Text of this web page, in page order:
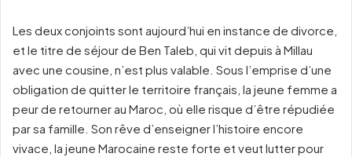
Les deux conjoints sont aujourd’hui en instance de divorce,
et le titre de séjour de Ben Taleb, qui vit depuis à Millau
avec une cousine, n’est plus valable. Sous l’emprise d’une
obligation de quitter le territoire français, la jeune femme a
peur de retourner au Maroc, où elle risque d’être répudiée
par sa famille. Son rêve d’enseigner l’histoire encore
vivace, la jeune Marocaine reste forte et veut lutter pour